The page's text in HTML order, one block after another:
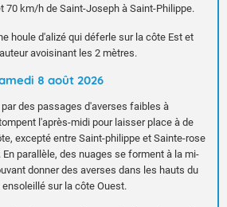
70 km/h de Saint-Joseph à Saint-Philippe.
houle d'alizé qui déferle sur la côte Est et
avoisinant les 2 mètres.
8 août 2026
des passages d'averses faibles à
l'après-midi pour laisser place à de
excepté entre Saint-philippe et Sainte-rose
parallèle, des nuages se forment à la mi-
donner des averses dans les hauts du
sur la côte Ouest.